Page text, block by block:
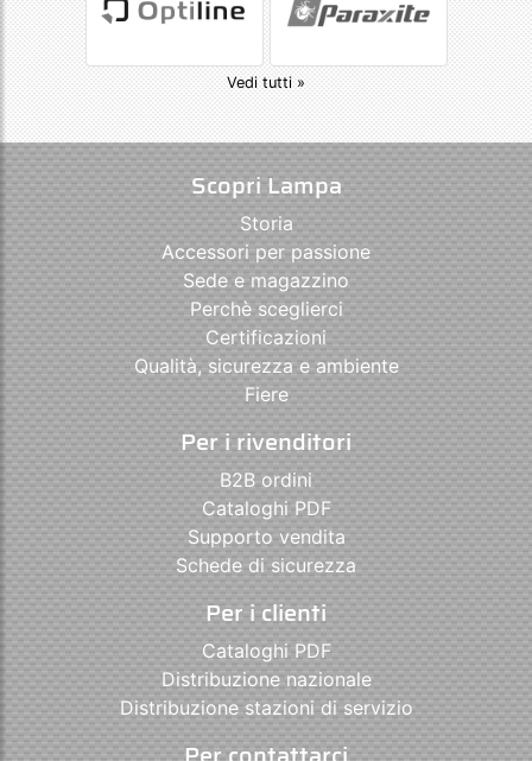
Vedi tutti »
Scopri Lampa
Storia
Accessori per passione
Sede e magazzino
Perchè sceglierci
Certificazioni
Qualità, sicurezza e ambiente
Fiere
Per i rivenditori
B2B ordini
Cataloghi PDF
Supporto vendita
Schede di sicurezza
Per i clienti
Cataloghi PDF
Distribuzione nazionale
Distribuzione stazioni di servizio